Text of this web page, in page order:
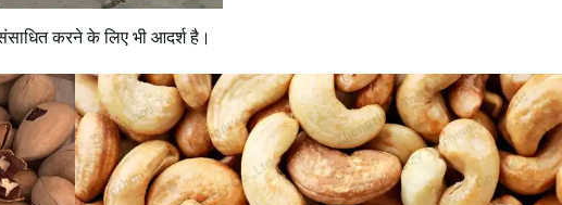
करने के लिए भी आदर्श है।